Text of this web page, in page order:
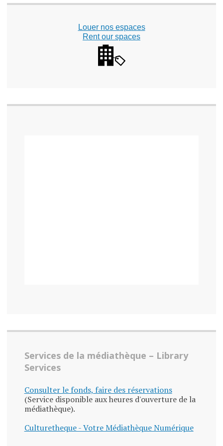
Louer nos espaces
Rent our spaces
Services de la médiathèque – Library
Services
Consulter le fonds, faire des réservations
(Service disponible aux heures d'ouverture de la
médiathèque).
Culturetheque - Votre Médiathèque Numérique